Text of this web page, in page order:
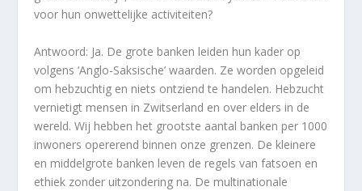
voor hun onwettelijke activiteiten?
Antwoord: Ja. De grote banken leiden hun kader op
volgens ‘Anglo-Saksische’ waarden. Ze worden opgeleid
om hebzuchtig en niets ontziend te handelen. Hebzucht
vernietigt mensen in Zwitserland en over elders in de
wereld. Wij hebben het grootste aantal banken per 1000
inwoners opererend binnen onze grenzen. De kleinere
en middelgrote banken leven de regels van fatsoen en
ethiek zonder uitzondering na. De multinationale